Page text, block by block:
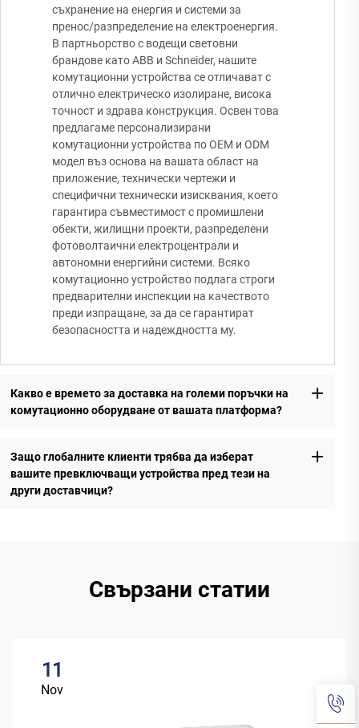
съхранение на енергия и системи за
пренос/разпределение на електроенергия.
В партньорство с водещи световни
брандове като ABB и Schneider, нашите
комутационни устройства се отличават с
отлично електрическо изолиране, висока
точност и здрава конструкция. Освен това
предлагаме персонализирани
комутационни устройства по OEM и ODM
модел въз основа на вашата област на
приложение, технически чертежи и
специфични технически изисквания, което
гарантира съвместимост с промишлени
обекти, жилищни проекти, разпределени
фотоволтаични електроцентрали и
автономни енергийни системи. Всяко
комутационно устройство подлага строги
предварителни инспекции на качеството
преди изпращане, за да се гарантират
безопасността и надеждността му.
Какво е времето за доставка на големи поръчки на
комутационно оборудване от вашата платформа?
Защо глобалните клиенти трябва да изберат
вашите превключващи устройства пред тези на
други доставчици?
Свързани статии
11
Nov